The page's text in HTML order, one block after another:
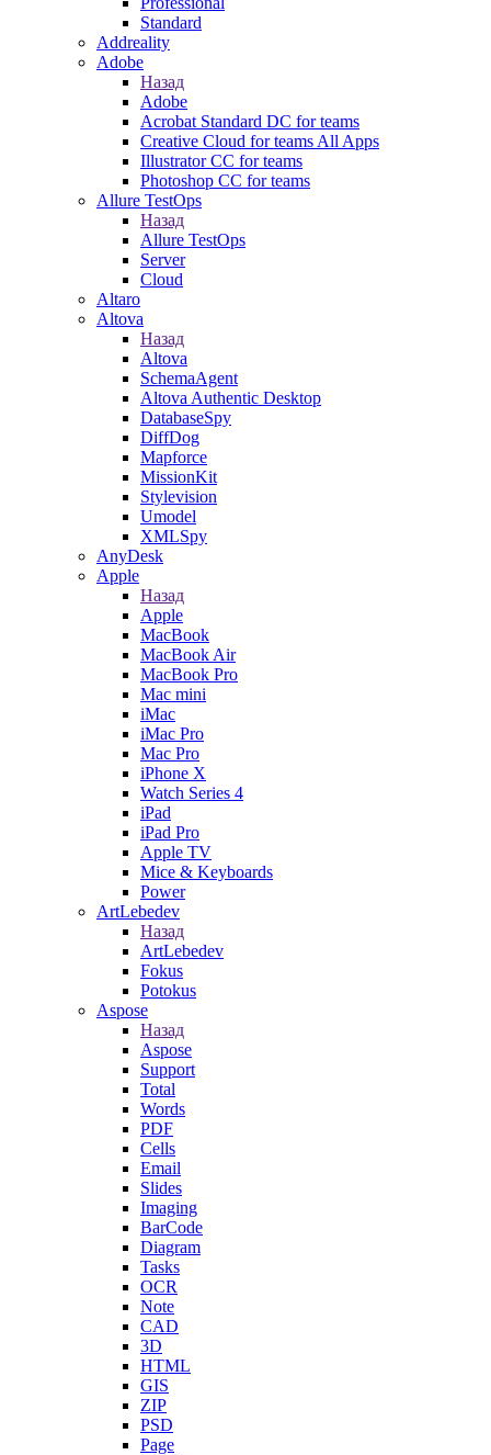
Standard
Addreality
Adobe
Назад
Adobe
Acrobat Standard DC for teams
Creative Cloud for teams All Apps
Illustrator CC for teams
Photoshop CC for teams
Allure TestOps
Назад
Allure TestOps
Server
Cloud
Altaro
Altova
Назад
Altova
SchemaAgent
Altova Authentic Desktop
DatabaseSpy
DiffDog
Mapforce
MissionKit
Stylevision
Umodel
XMLSpy
AnyDesk
Apple
Назад
Apple
MacBook
MacBook Air
MacBook Pro
Mac mini
iMac
iMac Pro
Mac Pro
iPhone X
Watch Series 4
iPad
iPad Pro
Apple TV
Mice & Keyboards
Power
ArtLebedev
Назад
ArtLebedev
Fokus
Potokus
Aspose
Назад
Aspose
Support
Total
Words
PDF
Cells
Email
Slides
Imaging
BarCode
Diagram
Tasks
OCR
Note
CAD
3D
HTML
GIS
ZIP
PSD
Page